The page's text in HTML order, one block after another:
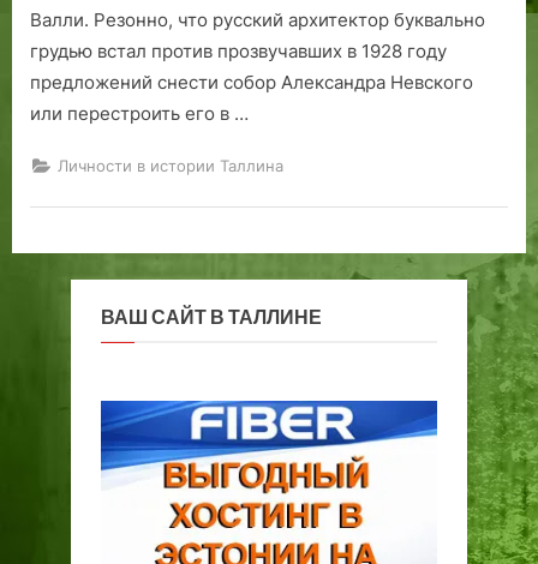
Валли. Резонно, что русский архитектор буквально
грудью встал против прозвучавших в 1928 году
предложений снести собор Александра Невского
или перестроить его в …
Личности в истории Таллина
ВАШ САЙТ В ТАЛЛИНЕ